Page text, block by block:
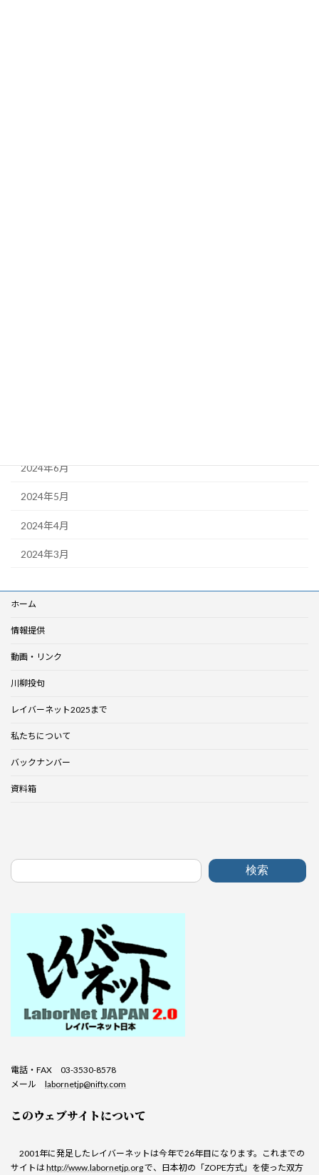
2024年6月
2024年5月
2024年4月
2024年3月
ホーム
情報提供
動画・リンク
川柳投句
レイバーネット2025まで
私たちについて
バックナンバー
資料箱
検索
電話・FAX 03-3530-8578
メール labornetjp@nifty.com
このウェブサイトについて
2001年に発足したレイバーネットは今年で26年目になります。これまでの
サイトはhttp://www.labornetjp.orgで、日本初の「ZOPE方式」を使った双方